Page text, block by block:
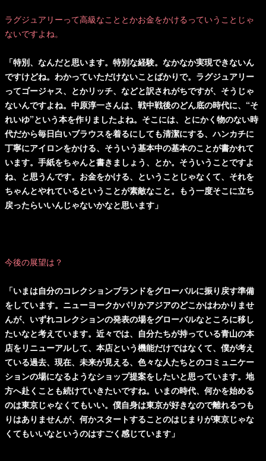
ラグジュアリーって高級なこととかお金をかけるっていうことじゃ
ないですよね。
「特別、なんだと思います。特別な経験。なかなか実現できないん
ですけどね。わかっていただけないことばかりで。ラグジュアリー
ってゴージャス、とかリッチ、などと訳されがちですが、そうじゃ
ないんですよね。中原淳一さんは、戦中戦後のどん底の時代に、“そ
れいゆ”という本を作りましたよね。そこには、とにかく物のない時
代だから毎日白いブラウスを着るにしても清潔にする、ハンカチに
丁寧にアイロンをかける、そういう基本中の基本のことが書かれて
います。手紙をちゃんと書きましょう、とか。そういうことですよ
ね、と思うんです。お金をかける、ということじゃなくて、それを
ちゃんとやれているということが素敵なこと。もう一度そこに立ち
戻ったらいいんじゃないかなと思います」
今後の展望は？
「いまは自分のコレクションブランドをグローバルに振り戻す準備
をしています。ニューヨークかパリかアジアのどこかはわかりませ
んが、いずれコレクションの発表の場をグローバルなところに移し
たいなと考えています。近々では、自分たちが持っている青山の本
店をリニューアルして、本店という機能だけではなくて、僕が考え
ている過去、現在、未来が見える、色々な人たちとのコミュニケー
ションの場になるようなショップ提案をしたいと思っています。地
方へ赴くことも続けていきたいですね。いまの時代、何かを始める
のは東京じゃなくてもいい。僕自身は東京が好きなので離れるつも
りはありませんが、何かスタートすることのはじまりが東京じゃな
くてもいいなというのはすごく感じています」